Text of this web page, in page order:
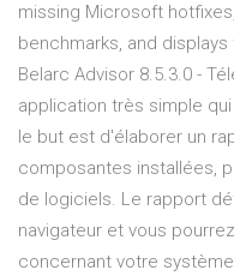
missing Microsoft
benchmarks, and
Belarc Advisor 8.5.3.0 -
application très simple
le but est d'élaborer un
composantes installées,
de logiciels. Le rapport
navigateur et vous
concernant votre